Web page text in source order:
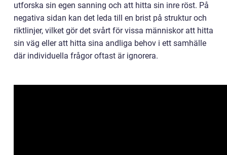
utforska sin egen sanning och att hitta sin inre röst. På
negativa sidan kan det leda till en brist på struktur och
riktlinjer, vilket gör det svårt för vissa människor att hitta
sin väg eller att hitta sina andliga behov i ett samhälle
där individuella frågor oftast är ignorera.